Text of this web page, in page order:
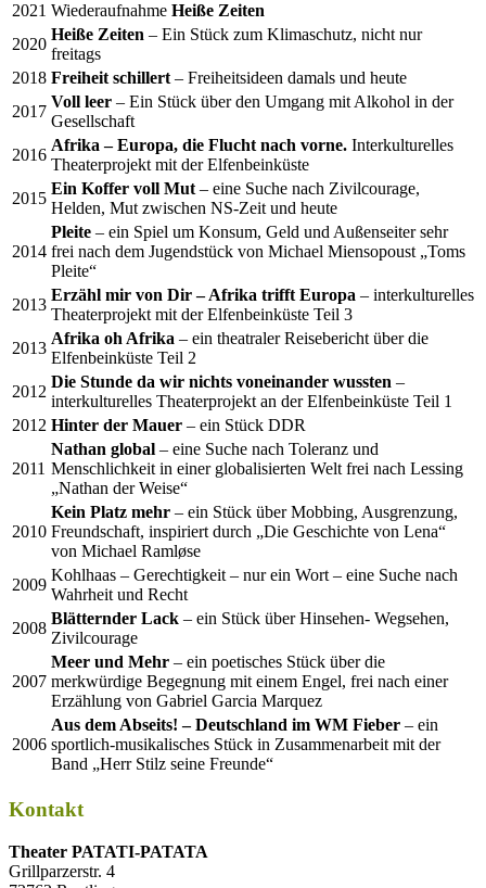
2021 Wiederaufnahme Heiße Zeiten
2020
Heiße Zeiten – Ein Stück zum Klimaschutz, nicht nur
freitags
2018 Freiheit schillert – Freiheitsideen damals und heute
2017
Voll leer – Ein Stück über den Umgang mit Alkohol in der
Gesellschaft
2016
Afrika – Europa, die Flucht nach vorne. Interkulturelles
Theaterprojekt mit der Elfenbeinküste
2015
Ein Koffer voll Mut – eine Suche nach Zivilcourage,
Helden, Mut zwischen NS-Zeit und heute
2014
Pleite – ein Spiel um Konsum, Geld und Außenseiter sehr
frei nach dem Jugendstück von Michael Miensopoust „Toms
Pleite“
2013
Erzähl mir von Dir – Afrika trifft Europa – interkulturelles
Theaterprojekt mit der Elfenbeinküste Teil 3
2013
Afrika oh Afrika – ein theatraler Reisebericht über die
Elfenbeinküste Teil 2
2012
Die Stunde da wir nichts voneinander wussten –
interkulturelles Theaterprojekt an der Elfenbeinküste Teil 1
2012 Hinter der Mauer – ein Stück DDR
2011
Nathan global – eine Suche nach Toleranz und
Menschlichkeit in einer globalisierten Welt frei nach Lessing
„Nathan der Weise“
2010
Kein Platz mehr – ein Stück über Mobbing, Ausgrenzung,
Freundschaft, inspiriert durch „Die Geschichte von Lena“
von Michael Ramløse
2009
Kohlhaas – Gerechtigkeit – nur ein Wort – eine Suche nach
Wahrheit und Recht
2008
Blätternder Lack – ein Stück über Hinsehen- Wegsehen,
Zivilcourage
2007
Meer und Mehr – ein poetisches Stück über die
merkwürdige Begegnung mit einem Engel, frei nach einer
Erzählung von Gabriel Garcia Marquez
2006
Aus dem Abseits! – Deutschland im WM Fieber – ein
sportlich-musikalisches Stück in Zusammenarbeit mit der
Band „Herr Stilz seine Freunde“
Kontakt
Thea­ter PATATI-PATATA
Grill­par­zer­str. 4